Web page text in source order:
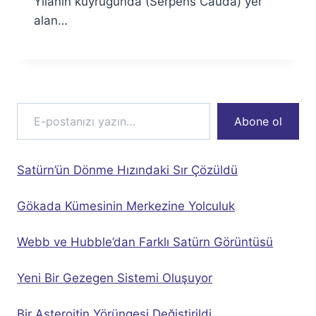
alan…
E-postanızı yazın…
Abone ol
Satürn’ün Dönme Hızındaki Sır Çözüldü
Gökada Kümesinin Merkezine Yolculuk
Webb ve Hubble’dan Farklı Satürn Görüntüsü
Yeni Bir Gezegen Sistemi Oluşuyor